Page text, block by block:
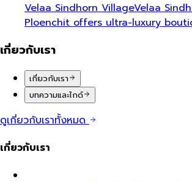
Velaa Sindhorn VillageVelaa
Ploenchit offers ultra-luxury
เกี่ยวกับเรา
เกี่ยวกับเรา
บทความและไกด์
ดูเกี่ยวกับเราทั้งหมด
เกี่ยวกับเรา